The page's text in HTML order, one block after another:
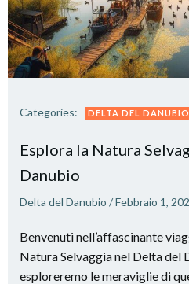
Categories: DELTA DEL DANUBIO
Esplora la Natura
Danubio
Delta del Danubio /Febbraio 1,
Benvenuti nell’affascinante
Natura Selvaggia nel Delta del
esploreremo le meraviglie di